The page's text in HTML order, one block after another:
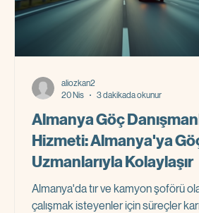
Almanya Göç
Hizmeti: Almanya'ya
Uzmanlarıyla Kolaylaşır
Almanya'da tır ve kamyon şoförü
çalışmak isteyenler için süreçler
aliozkan2
20 Nis
3 dakikada okunur